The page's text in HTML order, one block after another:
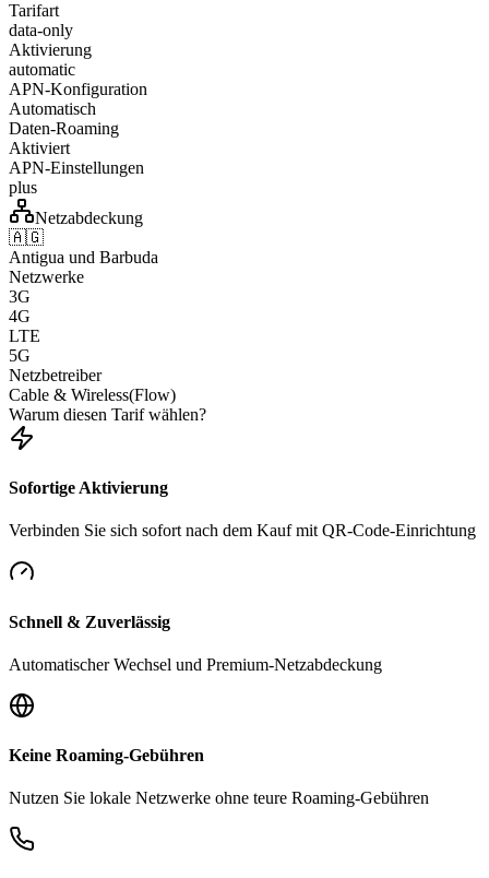
Tarifart
data-only
Aktivierung
automatic
APN-Konfiguration
Automatisch
Daten-Roaming
Aktiviert
APN-Einstellungen
plus
Netzabdeckung
🇦🇬
Antigua und Barbuda
Netzwerke
3G
4G
LTE
5G
Netzbetreiber
Cable & Wireless(Flow)
Warum diesen Tarif wählen?
Sofortige Aktivierung
Verbinden Sie sich sofort nach dem Kauf mit QR-Code-Einrichtung
Schnell & Zuverlässig
Automatischer Wechsel und Premium-Netzabdeckung
Keine Roaming-Gebühren
Nutzen Sie lokale Netzwerke ohne teure Roaming-Gebühren